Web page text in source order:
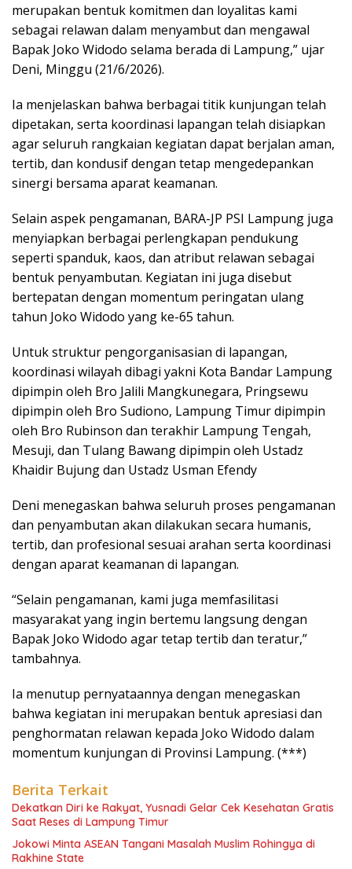
merupakan bentuk komitmen dan loyalitas kami
sebagai relawan dalam menyambut dan mengawal
Bapak Joko Widodo selama berada di Lampung,” ujar
Deni, Minggu (21/6/2026).
Ia menjelaskan bahwa berbagai titik kunjungan telah
dipetakan, serta koordinasi lapangan telah disiapkan
agar seluruh rangkaian kegiatan dapat berjalan aman,
tertib, dan kondusif dengan tetap mengedepankan
sinergi bersama aparat keamanan.
Selain aspek pengamanan, BARA-JP PSI Lampung juga
menyiapkan berbagai perlengkapan pendukung
seperti spanduk, kaos, dan atribut relawan sebagai
bentuk penyambutan. Kegiatan ini juga disebut
bertepatan dengan momentum peringatan ulang
tahun Joko Widodo yang ke-65 tahun.
Untuk struktur pengorganisasian di lapangan,
koordinasi wilayah dibagi yakni Kota Bandar Lampung
dipimpin oleh Bro Jalili Mangkunegara, Pringsewu
dipimpin oleh Bro Sudiono, Lampung Timur dipimpin
oleh Bro Rubinson dan terakhir Lampung Tengah,
Mesuji, dan Tulang Bawang dipimpin oleh Ustadz
Khaidir Bujung dan Ustadz Usman Efendy
Deni menegaskan bahwa seluruh proses pengamanan
dan penyambutan akan dilakukan secara humanis,
tertib, dan profesional sesuai arahan serta koordinasi
dengan aparat keamanan di lapangan.
“Selain pengamanan, kami juga memfasilitasi
masyarakat yang ingin bertemu langsung dengan
Bapak Joko Widodo agar tetap tertib dan teratur,”
tambahnya.
Ia menutup pernyataannya dengan menegaskan
bahwa kegiatan ini merupakan bentuk apresiasi dan
penghormatan relawan kepada Joko Widodo dalam
momentum kunjungan di Provinsi Lampung. (***)
Berita Terkait
Dekatkan Diri ke Rakyat, Yusnadi Gelar Cek Kesehatan Gratis
Saat Reses di Lampung Timur
Jokowi Minta ASEAN Tangani Masalah Muslim Rohingya di
Rakhine State